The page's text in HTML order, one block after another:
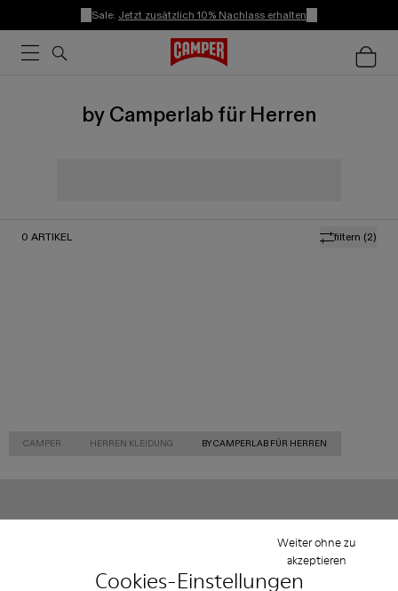
Cookies-Einstellungen
Weiter ohne zu
akzeptieren
Sale: Jetzt zusätzlich 10% Nachlass erhalten
by Camperlab für Herren
filtern (2)
0 ARTIKEL
CAMPER HERREN KLEIDUNG BY CAMPERLAB FÜR HERREN
Sale: Jetzt zusätzlich 10% Nachlass
Richtig gelesen. Als Teil unserer Community kommen Sie in den